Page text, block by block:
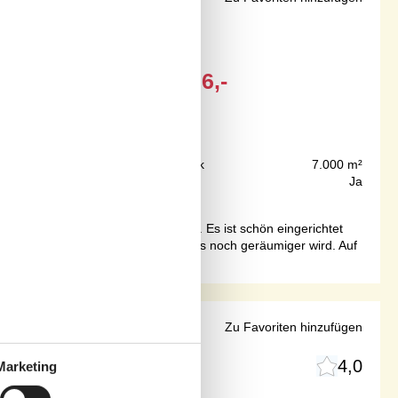
466,-
Grundstück
7.000 m²
Ja
in der Nähe der Nordsee. Es ist schön eingerichtet
sind offene Dachfirste, so dass es noch geräumiger wird. Auf
4,0
Zu Favoriten hinzufügen